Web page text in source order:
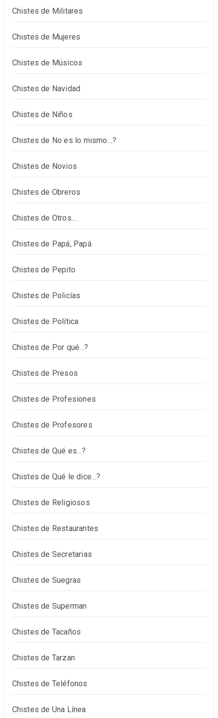
Chistes de Militares
Chistes de Mujeres
Chistes de Músicos
Chistes de Navidad
Chistes de Niños
Chistes de No es lo mismo…?
Chistes de Novios
Chistes de Obreros
Chistes de Otros…
Chistes de Papá, Papá
Chistes de Pepito
Chistes de Policías
Chistes de Política
Chistes de Por qué…?
Chistes de Presos
Chistes de Profesiones
Chistes de Profesores
Chistes de Qué es…?
Chistes de Qué le dice…?
Chistes de Religiosos
Chistes de Restaurantes
Chistes de Secretarias
Chistes de Suegras
Chistes de Superman
Chistes de Tacaños
Chistes de Tarzan
Chistes de Teléfonos
Chistes de Una Línea